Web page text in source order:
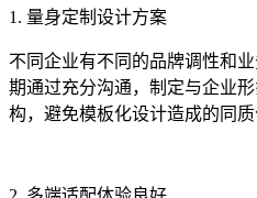
1. 量身定制设计方案
不同企业有不同的品牌调性和
期通过充分沟通，制定与企业
构，避免模板化设计造成的同质